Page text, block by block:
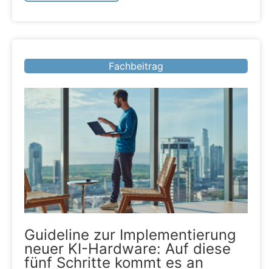
Fachbeitrag
Guideline zur Implementierung
neuer KI-Hardware: Auf diese
fünf Schritte kommt es an